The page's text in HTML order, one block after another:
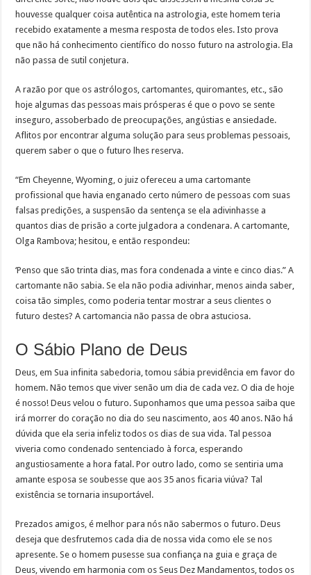
houvesse qualquer coisa autêntica na astrologia, este homem teria
recebido exatamente a mesma resposta de todos eles. Isto prova
que não há conhecimento científico do nosso futuro na astrologia. Ela
não passa de sutil conjetura.
A razão por que os astrólogos, cartomantes, quiromantes, etc., são
hoje algumas das pessoas mais prósperas é que o povo se sente
inseguro, assoberbado de preocupações, angústias e ansiedade.
Aflitos por encontrar alguma solução para seus problemas pessoais,
querem saber o que o futuro lhes reserva.
“Em Cheyenne, Wyoming, o juiz ofereceu a uma cartomante
profissional que havia enganado certo número de pessoas com suas
falsas predições, a suspensão da sentença se ela adivinhasse a
quantos dias de prisão a corte julgadora a condenara. A cartomante,
Olga Rambova; hesitou, e então respondeu:
‘Penso que são trinta dias, mas fora condenada a vinte e cinco dias.” A
cartomante não sabia. Se ela não podia adivinhar, menos ainda saber,
coisa tão simples, como poderia tentar mostrar a seus clientes o
futuro destes? A cartomancia não passa de obra astuciosa.
O Sábio Plano de Deus
Deus, em Sua infinita sabedoria, tomou sábia previdência em favor do
homem. Não temos que viver senão um dia de cada vez. O dia de hoje
é nosso! Deus velou o futuro. Suponhamos que uma pessoa saiba que
irá morrer do coração no dia do seu nascimento, aos 40 anos. Não há
dúvida que ela seria infeliz todos os dias de sua vida. Tal pessoa
viveria como condenado sentenciado à forca, esperando
angustiosamente a hora fatal. Por outro lado, como se sentiria uma
amante esposa se soubesse que aos 35 anos ficaria viúva? Tal
existência se tornaria insuportável.
Prezados amigos, é melhor para nós não sabermos o futuro. Deus
deseja que desfrutemos cada dia de nossa vida como ele se nos
apresente. Se o homem pusesse sua confiança na guia e graça de
Deus, vivendo em harmonia com os Seus Dez Mandamentos, todos os